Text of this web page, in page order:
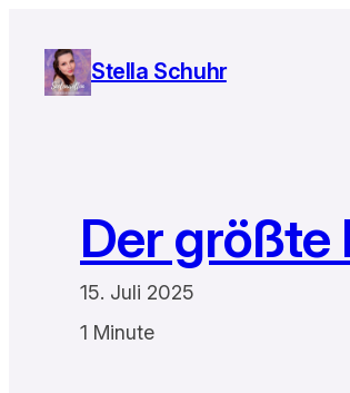
Inhalt
springen
Stella Schuhr
Der größte
15. Juli 2025
1 Minute